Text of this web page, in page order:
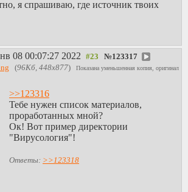
я спрашиваю, где источник твоих
08 00:07:27 2022 №123317
(96Кб, 448x877)
Показана уменьшенная копия, оригинал
>>123316
Тебе нужен список материалов,
проработанных мной?
Ок! Вот пример директории
"Вирусология"!
Ответы: >>123318